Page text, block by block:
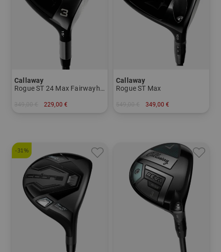
Callaway
Rogue ST 24 Max Fairwayholz
229,00 €
Callaway
Rogue ST Max
349,00 €
-31%